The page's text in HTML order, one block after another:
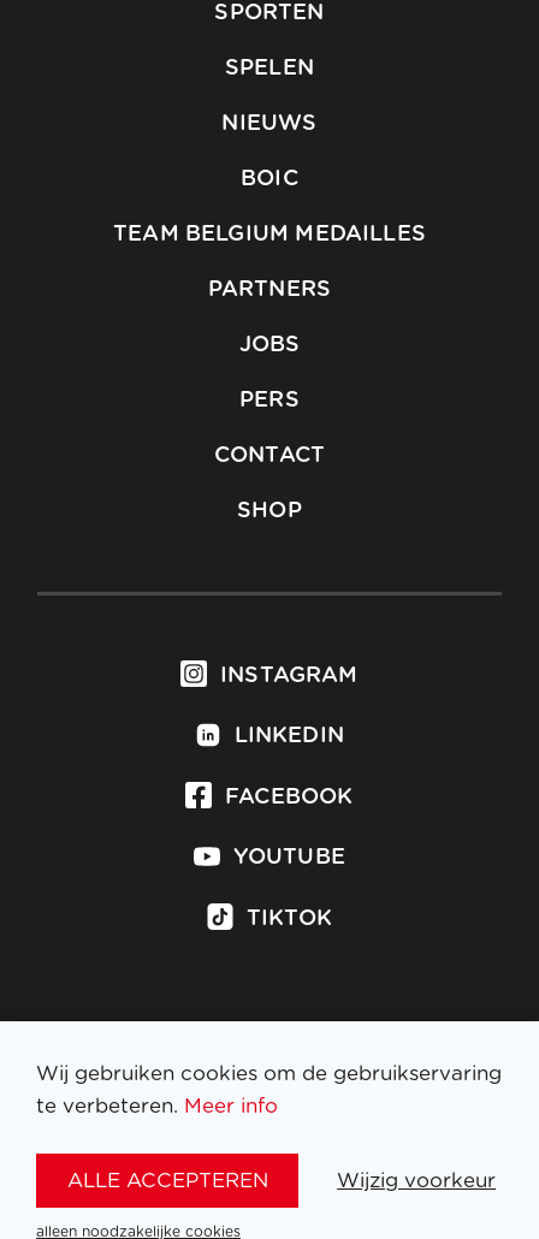
SPORTEN
SPELEN
NIEUWS
BOIC
TEAM BELGIUM MEDAILLES
PARTNERS
JOBS
PERS
CONTACT
SHOP
INSTAGRAM
LINKEDIN
FACEBOOK
YOUTUBE
TIKTOK
Inschrijven op nieuwsbrief
Wij gebruiken cookies om de gebruikservaring
te verbeteren. Meer info
ALLE ACCEPTEREN Wijzig voorkeur
alleen noodzakelijke cookies